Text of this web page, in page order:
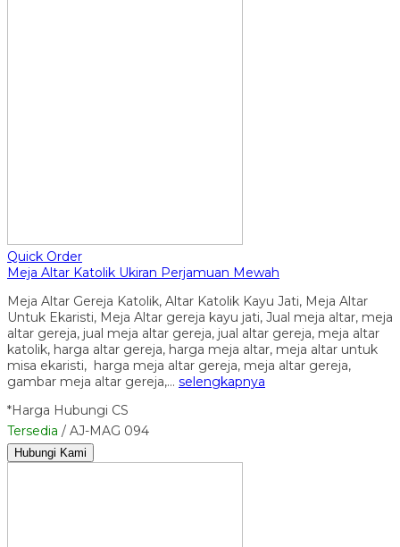
Quick Order
Meja Altar Katolik Ukiran Perjamuan Mewah
Meja Altar Gereja Katolik, Altar Katolik Kayu Jati, Meja Altar
Untuk Ekaristi, Meja Altar gereja kayu jati, Jual meja altar, meja
altar gereja, jual meja altar gereja, jual altar gereja, meja altar
katolik, harga altar gereja, harga meja altar, meja altar untuk
misa ekaristi, harga meja altar gereja, meja altar gereja,
gambar meja altar gereja,… selengkapnya
*Harga Hubungi CS
Tersedia / AJ-MAG 094
Hubungi Kami